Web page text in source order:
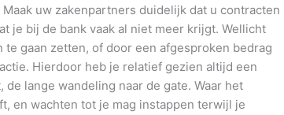
uw zakenpartners duidelijk dat u contracten
je bij de bank vaak al niet meer krijgt. Wellicht
gaan zetten, of door een afgesproken bedrag
Hierdoor heb je relatief gezien altijd een
lange wandeling naar de gate. Waar het
en wachten tot je mag instappen terwijl je